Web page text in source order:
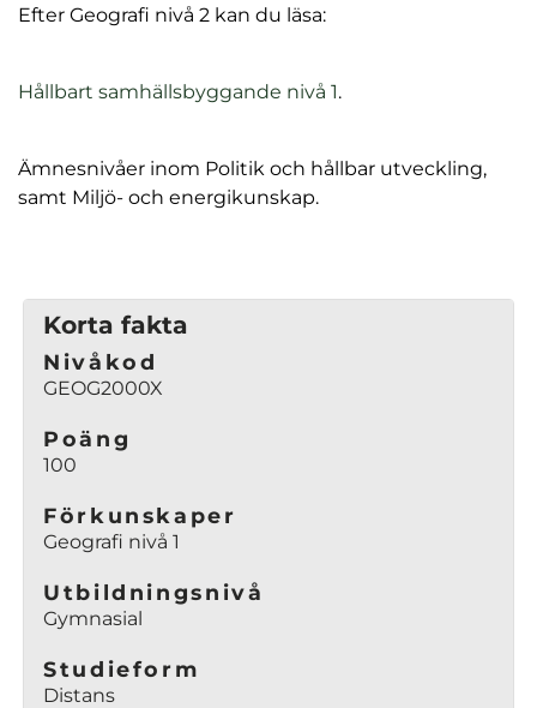
Efter Geografi nivå 2 kan du läsa:
Hållbart samhällsbyggande nivå 1
p
.
Ämnesnivåer inom Politik och hållbar utveckling,
samt Miljö- och energikunskap.
Korta fakta
Nivåkod
GEOG2000X
Poäng
100
Förkunskaper
Geografi nivå 1
Utbildningsnivå
Gymnasial
Studieform
Distans